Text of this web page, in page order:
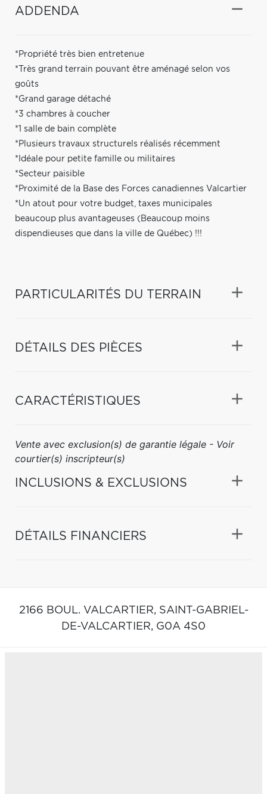
ADDENDA
*Propriété très bien entretenue
*Très grand terrain pouvant être aménagé selon vos
goûts
*Grand garage détaché
*3 chambres à coucher
*1 salle de bain complète
*Plusieurs travaux structurels réalisés récemment
*Idéale pour petite famille ou militaires
*Secteur paisible
*Proximité de la Base des Forces canadiennes Valcartier
*Un atout pour votre budget, taxes municipales
beaucoup plus avantageuses (Beaucoup moins
dispendieuses que dans la ville de Québec) !!!
PARTICULARITÉS DU TERRAIN
DÉTAILS DES PIÈCES
CARACTÉRISTIQUES
Vente avec exclusion(s) de garantie légale - Voir
courtier(s) inscripteur(s)
INCLUSIONS & EXCLUSIONS
DÉTAILS FINANCIERS
2166 BOUL. VALCARTIER, SAINT-GABRIEL-
DE-VALCARTIER, G0A 4S0